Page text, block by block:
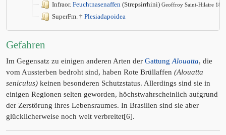
Infraor. Feuchtnasenaffen (Strepsirrhini) Geoffroy Saint-Hilaire
SuperFm. † Plesiadapoidea
Gefahren
Im Gegensatz zu einigen anderen Arten der GattungAlouatta, die
vom Aussterben bedroht sind, haben Rote Brüllaffen (Alouatta
seniculus) keinen besonderen Schutzstatus. Allerdings sind sie in
einigen Regionen selten geworden, höchstwahrscheinlich aufgrund
der Zerstörung ihres Lebensraumes. In Brasilien sind sie aber
glücklicherweise noch weit verbreitet[6].